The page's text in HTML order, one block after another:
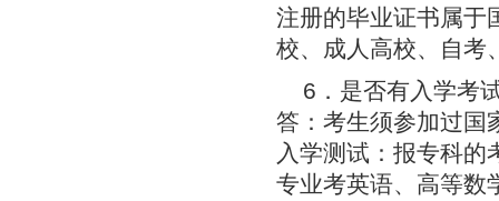
注册的毕业证书属于
校、成人高校、自考
6．是否有入学考
答：考生须参加过国
入学测试：报专科
专业考英语、高等数